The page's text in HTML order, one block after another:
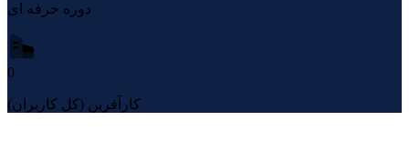
دوره حرفه ای
0
کارآفرین (کل کاربران)